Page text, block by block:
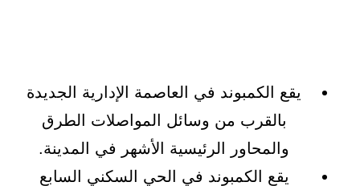
يقع الكمبوند في العاصمة الإدارية الجديدة
بالقرب من وسائل المواصلات الطرق
والمحاور الرئيسية الأشهر في المدينة.
يقع الكمبوند في الحي السكني السابع